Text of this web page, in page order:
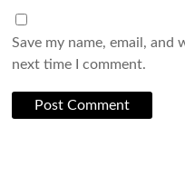
Save my name, email,
next time I comment.